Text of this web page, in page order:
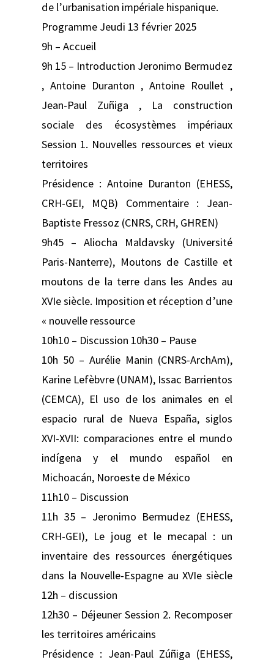
de l’urbanisation impériale hispanique.
Programme Jeudi 13 février 2025
9h – Accueil
9h 15 – Introduction Jeronimo Bermudez
, Antoine Duranton , Antoine Roullet ,
Jean-Paul Zuñiga , La construction
sociale des écosystèmes impériaux
Session 1. Nouvelles ressources et vieux
territoires
Présidence : Antoine Duranton (EHESS,
CRH-GEI, MQB) Commentaire : Jean-
Baptiste Fressoz (CNRS, CRH, GHREN)
9h45 – Aliocha Maldavsky (Université
Paris-Nanterre), Moutons de Castille et
moutons de la terre dans les Andes au
XVIe siècle. Imposition et réception d’une
« nouvelle ressource
10h10 – Discussion 10h30 – Pause
10h 50 – Aurélie Manin (CNRS-ArchAm),
Karine Lefèbvre (UNAM), Issac Barrientos
(CEMCA), El uso de los animales en el
espacio rural de Nueva España, siglos
XVI-XVII: comparaciones entre el mundo
indígena y el mundo español en
Michoacán, Noroeste de México
11h10 – Discussion
11h 35 – Jeronimo Bermudez (EHESS,
CRH-GEI), Le joug et le mecapal : un
inventaire des ressources énergétiques
dans la Nouvelle-Espagne au XVIe siècle
12h – discussion
12h30 – Déjeuner Session 2. Recomposer
les territoires américains
Présidence : Jean-Paul Zúñiga (EHESS,